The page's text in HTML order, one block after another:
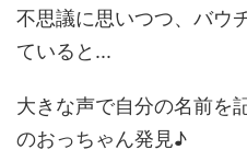
不思議に思いつつ、バウ
ていると...
大きな声で自分の名前を
のおっちゃん発見♪